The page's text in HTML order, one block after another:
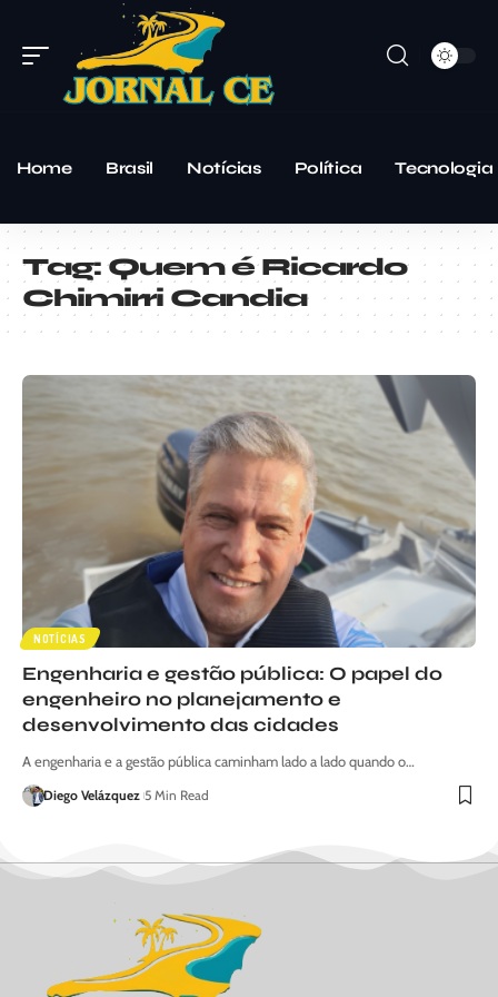
Home Brasil Notícias Política Tecnologia
Tag:Quem é Ricardo
Chimirri Candia
NOTÍCIAS
Engenharia e gestão pública: O papel do
engenheiro no planejamento e
desenvolvimento das cidades
A engenharia e a gestão pública caminham lado a lado quando o…
Diego Velázquez 5 Min Read